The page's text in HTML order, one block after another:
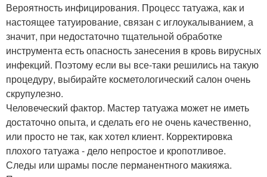
Вероятность инфицирования. Процесс татуажа, как и
настоящее татуирование, связан с иглоукалыванием, а
значит, при недостаточно тщательной обработке
инструмента есть опасность занесения в кровь вирусных
инфекций. Поэтому если вы все-таки решились на такую
процедуру, выбирайте косметологический салон очень
скрупулезно.
Человеческий фактор. Мастер татуажа может не иметь
достаточно опыта, и сделать его не очень качественно,
или просто не так, как хотел клиент. Корректировка
плохого татуажа - дело непростое и кропотливое.
Следы или шрамы после перманентного макияжа.